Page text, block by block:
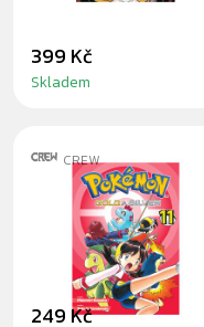
399 Kč
Skladem
CREW
MANGA POKÉMON
11 (GOLD A
SILVER)
249 Kč